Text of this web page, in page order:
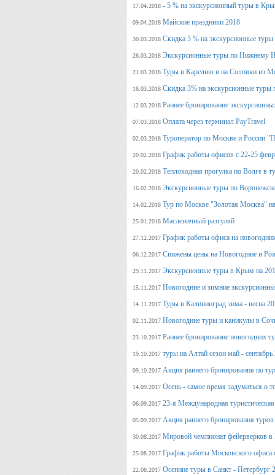
17.04.2018 - 5 % на экскурсионный туры в
09.04.2018 Майские праздники 2018
30.03.2018 Скидка 5 % на экскурсионные
26.03.2018 Экскурсионные туры по Нижнему
21.03.2018 Туры в Карелию и на Соловки из
16.03.2018 Скидка 3% на экскурсионные
12.03.2018 Раннее бронирование
07.03.2018 Оплата через терминал PayTravel
02.03.2018 Туроператор по Москве и России
20.02.2018 График работы офисов с 22-25
20.02.2018 Теплоходная прогулка по Волге в
16.02.2018 Экскурсионные туры по
14.02.2018 Тур по Москве "Золотая Москва"
25.01.2018 Масленичный разгуляй
27.12.2017 График работы офиса на
06.12.2017 Снижены цены на Новогодние и
29.11.2017 Экскурсионные туры в Крым на
15.11.2017 Новогодние и зимние
14.11.2017 Туры в Калининград зима - весна
02.11.2017 Новогодние туры и каникулы в
23.10.2017 Раннее бронирование новогодних
19.10.2017 туры на Алтай сезон май - сентябрь
09.10.2017 Акция раннего бронирования по
14.09.2017 Осень - самое время задуматься о
06.09.2017 23-я Международная
05.09.2017 Акция раннего бронирования
30.08.2017 Мировой чемпионат фейерверков в
25.08.2017 График работы Московского офиса
22.08.2017 Осенние туры в Санкт - Петербург